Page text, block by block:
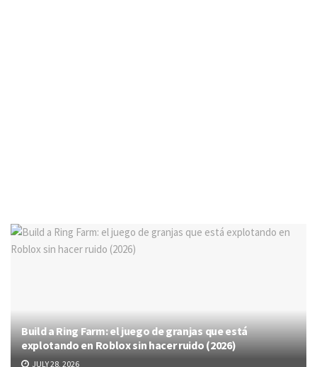
Build a Ring Farm: el juego de granjas que está
explotando en Roblox sin hacer ruido (2026)
JULY 28, 2026